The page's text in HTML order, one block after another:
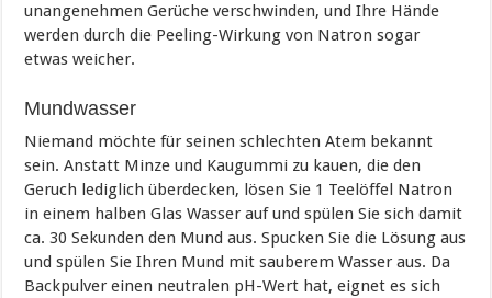
unangenehmen Gerüche verschwinden, und Ihre Hände
werden durch die Peeling-Wirkung von Natron sogar
etwas weicher.
Mundwasser
Niemand möchte für seinen schlechten Atem bekannt
sein. Anstatt Minze und Kaugummi zu kauen, die den
Geruch lediglich überdecken, lösen Sie 1 Teelöffel Natron
in einem halben Glas Wasser auf und spülen Sie sich damit
ca. 30 Sekunden den Mund aus. Spucken Sie die Lösung aus
und spülen Sie Ihren Mund mit sauberem Wasser aus. Da
Backpulver einen neutralen pH-Wert hat, eignet es sich